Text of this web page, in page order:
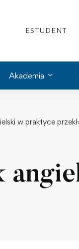
ESTUDENT
Akademia
w praktyce